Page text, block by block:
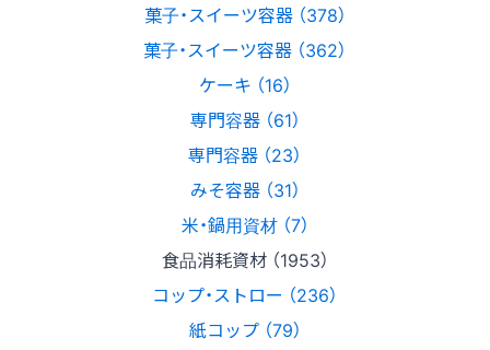
菓子・スイーツ容器 （378）
菓子・スイーツ容器 （362）
ケーキ （16）
専門容器 （61）
専門容器 （23）
みそ容器 （31）
米・鍋用資材 （7）
食品消耗資材 （1953）
コップ・ストロー （236）
紙コップ （79）